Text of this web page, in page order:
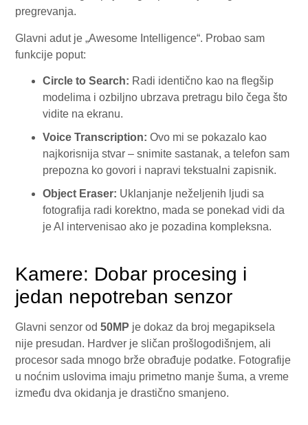
pregrevanja.
Glavni adut je „Awesome Intelligence“. Probao sam
funkcije poput:
Circle to Search: Radi identično kao na flegšip
modelima i ozbiljno ubrzava pretragu bilo čega što
vidite na ekranu.
Voice Transcription: Ovo mi se pokazalo kao
najkorisnija stvar – snimite sastanak, a telefon sam
prepozna ko govori i napravi tekstualni zapisnik.
Object Eraser: Uklanjanje neželjenih ljudi sa
fotografija radi korektno, mada se ponekad vidi da
je AI intervenisao ako je pozadina kompleksna.
Kamere: Dobar procesing i
jedan nepotreban senzor
Glavni senzor od50MP je dokaz da broj megapiksela
nije presudan. Hardver je sličan prošlogodišnjem, ali
procesor sada mnogo brže obrađuje podatke. Fotografije
u noćnim uslovima imaju primetno manje šuma, a vreme
između dva okidanja je drastično smanjeno.